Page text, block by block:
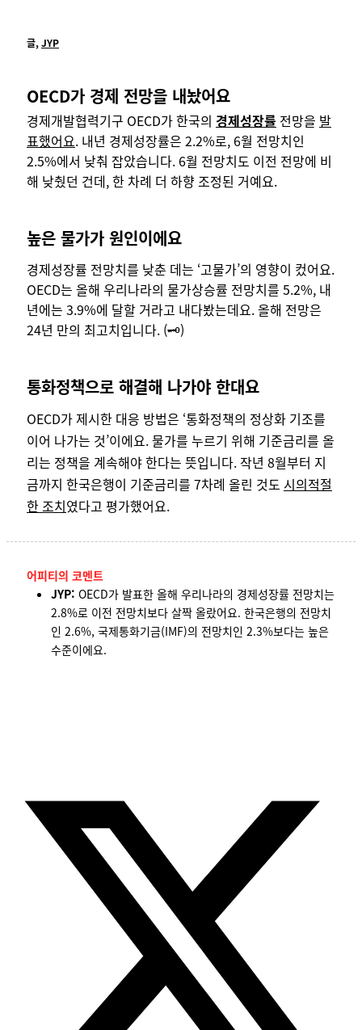
글, JYP
OECD가 경제 전망을 내놨어요
경제개발협력기구 OECD가 한국의 경제성장률 전망을 발
표했어요. 내년 경제성장률은 2.2%로, 6월 전망치인
2.5%에서 낮춰 잡았습니다. 6월 전망치도 이전 전망에 비
해 낮췄던 건데, 한 차례 더 하향 조정된 거예요.
높은 물가가 원인이에요
경제성장률 전망치를 낮춘 데는 ‘고물가’의 영향이 컸어요.
OECD는 올해 우리나라의 물가상승률 전망치를 5.2%, 내
년에는 3.9%에 달할 거라고 내다봤는데요. 올해 전망은
24년 만의 최고치입니다. (🗝️)
통화정책으로 해결해 나가야 한대요
OECD가 제시한 대응 방법은 ‘통화정책의 정상화 기조를
이어 나가는 것’이에요. 물가를 누르기 위해 기준금리를 올
리는 정책을 계속해야 한다는 뜻입니다. 작년 8월부터 지
금까지 한국은행이 기준금리를 7차례 올린 것도 시의적절
한 조치였다고 평가했어요.
어피티의 코멘트
JYP: OECD가 발표한 올해 우리나라의 경제성장률 전망치는
2.8%로 이전 전망치보다 살짝 올랐어요. 한국은행의 전망치
인 2.6%, 국제통화기금(IMF)의 전망치인 2.3%보다는 높은
수준이에요.